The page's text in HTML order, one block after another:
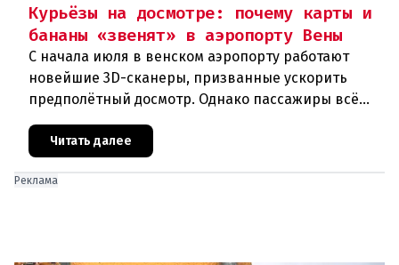
Курьёзы на досмотре: почему карты и
бананы «звенят» в аэропорту Вены
С начала июля в венском аэропорту работают
новейшие 3D-сканеры, призванные ускорить
предполётный досмотр. Однако пассажиры всё
отправляют на дополнительную пров
Читать далее
Реклама